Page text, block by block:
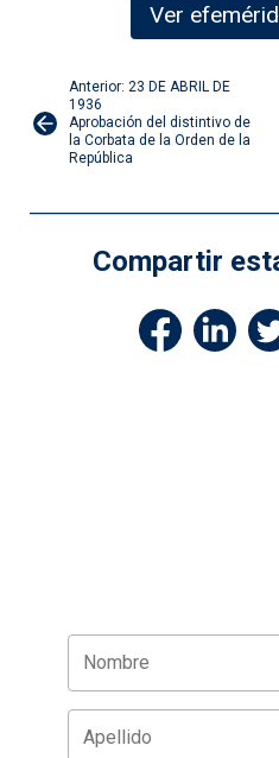
Ver
Navegación
de
Anterior: 23 DE ABRIL DE
1936
Aprobación del distintivo de
la Corbata de la Orden de la
República
Compartir